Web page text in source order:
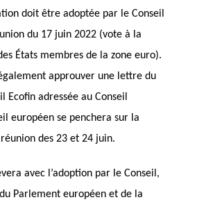
doit être adoptée par le Conseil
du 17 juin 2022 (vote à la
États membres de la zone euro).
approuver une lettre du
Ecofin adressée au Conseil
européen se penchera sur la
des 23 et 24 juin.
avec l’adoption par le Conseil,
Parlement européen et de la